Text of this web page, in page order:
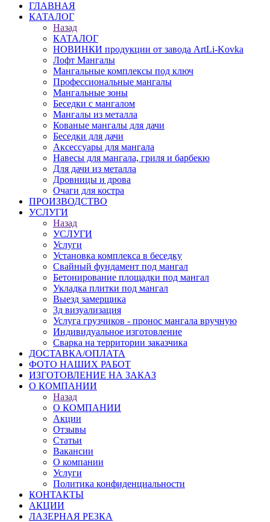
ГЛАВНАЯ
КАТАЛОГ
Назад
КАТАЛОГ
НОВИНКИ продукции от завода ArtLi-Kovka
Лофт Мангалы
Мангальные комплексы под ключ
Профессиональные мангалы
Мангальные зоны
Беседки с мангалом
Мангалы из металла
Кованые мангалы для дачи
Беседки для дачи
Аксессуары для мангала
Навесы для мангала, гриля и барбекю
Для дачи из металла
Дровницы и дрова
Очаги для костра
ПРОИЗВОДСТВО
УСЛУГИ
Назад
УСЛУГИ
Услуги
Установка комплекса в беседку
Свайный фундамент под мангал
Бетонирование площадки под мангал
Укладка плитки под мангал
Выезд замерщика
3д визуализация
Услуга грузчиков - пронос мангала вручную
Индивидуальное изготовление
Сварка на территории заказчика
ДОСТАВКА/ОПЛАТА
ФОТО НАШИХ РАБОТ
ИЗГОТОВЛЕНИЕ НА ЗАКАЗ
О КОМПАНИИ
Назад
О КОМПАНИИ
Акции
Отзывы
Статьи
Вакансии
О компании
Услуги
Политика конфиденциальности
КОНТАКТЫ
АКЦИИ
ЛАЗЕРНАЯ РЕЗКА